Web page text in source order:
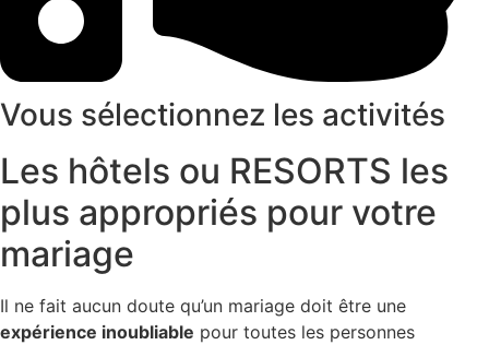
Vous sélectionnez les activités
Les hôtels ou RESORTS les
plus appropriés pour votre
mariage
Il ne fait aucun doute qu’un mariage doit être une
expérience inoubliable pour toutes les personnes